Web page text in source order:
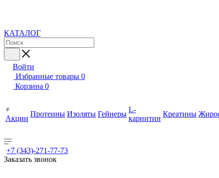
КАТАЛОГ
Войти
Избранные товары 0
Корзина 0
Акции
Протеины Изоляты Гейнеры
L-
карнитин
Креатины
+7 (343)-271-77-73
Заказать звонок